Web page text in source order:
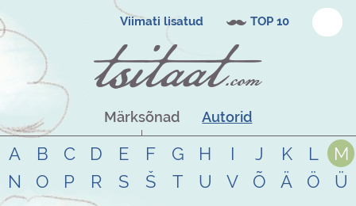
Viimati lisatud TOP 10
Märksõnad Autorid
A B C D E F G H I J K L
M
N
O P R S Š T U V Õ Ä Ö Ü